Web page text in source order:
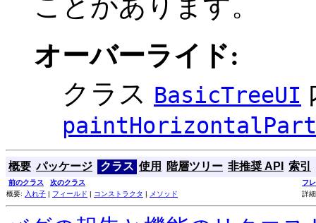
オーバーライド:
クラス BasicTreeUI
概要 パッケージ クラス 使用 階層ツリー 非推奨 API 索引
前のクラス 次のクラス
フ
概要: 入れ子 | フィールド | コンストラクタ | メソッド 詳